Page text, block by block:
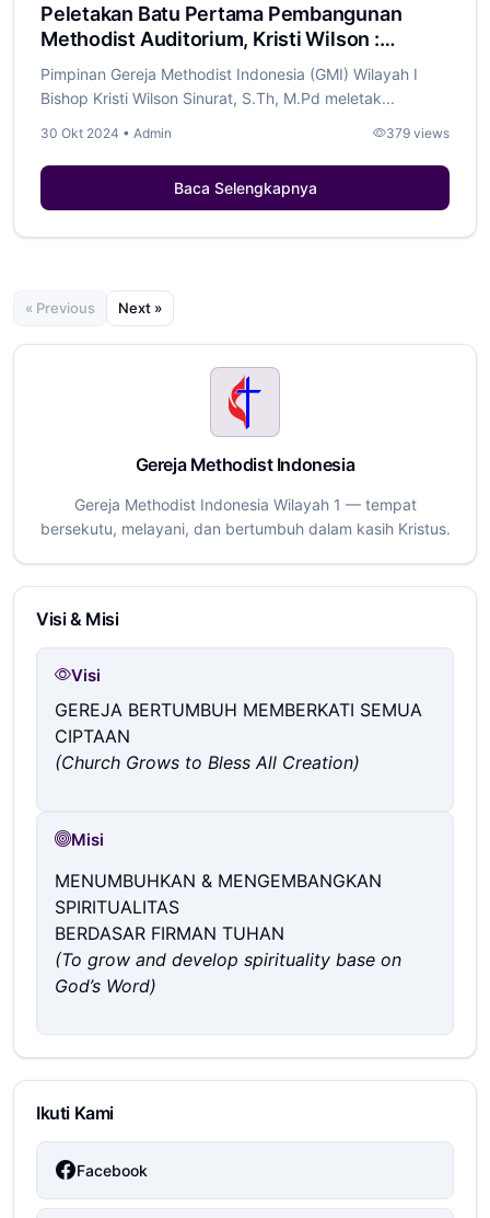
Peletakan Batu Pertama Pembangunan
Methodist Auditorium, Kristi Wilson :
Dukung Proses Penyelenggaraan
Pendidikan di UMI
Pimpinan Gereja Methodist Indonesia (GMI) Wilayah I
Bishop Kristi Wilson Sinurat, S.Th, M.Pd meletak...
30 Okt 2024 • Admin 379 views
Baca Selengkapnya
« Previous Next »
Gereja Methodist Indonesia
Gereja Methodist Indonesia Wilayah 1 — tempat
bersekutu, melayani, dan bertumbuh dalam kasih Kristus.
Visi & Misi
Visi
GEREJA BERTUMBUH MEMBERKATI SEMUA
CIPTAAN
(Church Grows to Bless All Creation)
Misi
MENUMBUHKAN & MENGEMBANGKAN
SPIRITUALITAS
BERDASAR FIRMAN TUHAN
(To grow and develop spirituality base on
God’s Word)
Ikuti Kami
Facebook